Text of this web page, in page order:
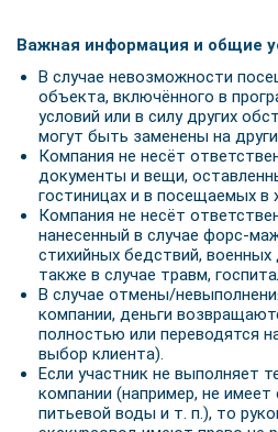
Важная информация и общие
В случае невозможности
объекта, включённого в
условий или в силу других
могут быть заменены на
Компания не несёт
документы и вещи,
гостиницах и в посещаемых в
Компания не несёт
нанесенный в случае форс-
стихийных бедствий,
также в случае травм,
В случае отмены/
компании, деньги
полностью или переводятся
выбор клиента).
Если участник не выполняет
компании (например, не
питьевой воды и т. п.), то